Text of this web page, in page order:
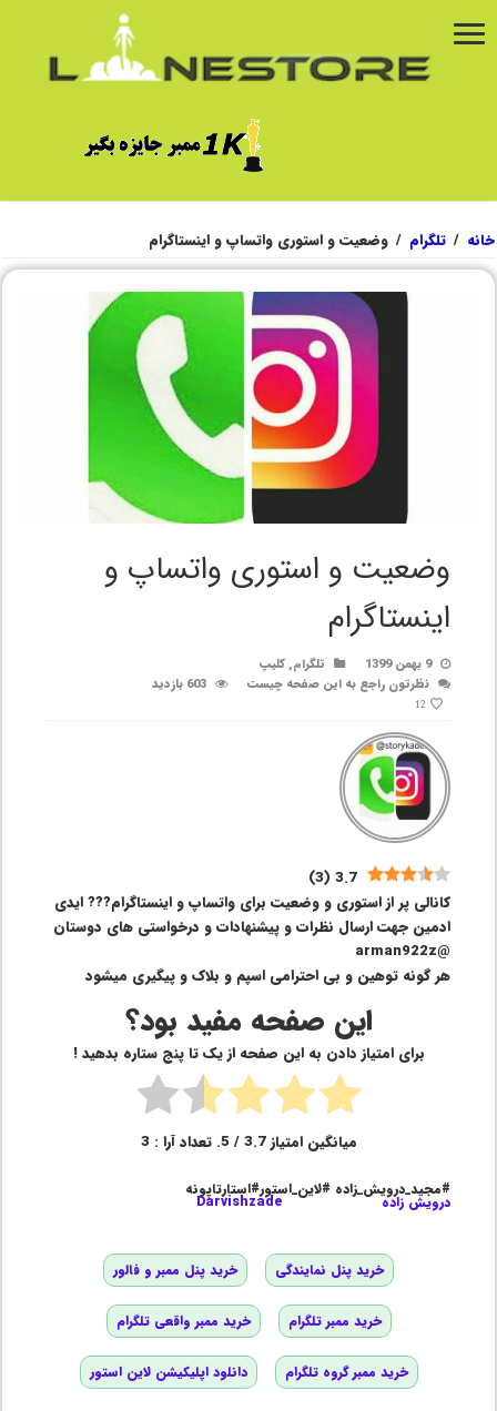
خانه / تلگرام / وضعیت و استوری واتساپ و اینستاگرام
وضعیت و استوری واتساپ و
اینستاگرام
9 بهمن 1399 تلگرام,کلیپ
نظرتون راجع به این صفحه چیست
603 بازدید
12
3.7
(
3
)
کانالی پر از استوری و وضعیت برای واتساپ و اینستاگرام??? ایدی
ادمین جهت ارسال نظرات و پیشنهادات و درخواستی های دوستان
@arman922z
هر گونه توهین و بی احترامی اسپم و بلاک و پیگیری میشود
این صفحه مفید بود؟
برای امتیاز دادن به این صفحه از یک تا پنج ستاره بدهید !
میانگین امتیاز3.7/ 5. تعداد آرا : 3
#مجید_درویش_زاده #لاین_استور#استارتاپونه
درویش زاده Darvishzade
خرید پنل نمایندگی خرید پنل ممبر و فالور
خرید ممبر تلگرام خرید ممبر واقعی تلگرام
خرید ممبر گروه تلگرام دانلود اپلیکیشن لاین استور